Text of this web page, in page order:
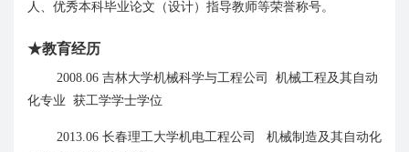
人、优秀本科毕业论文（设计）指导教师等荣誉称号。
★教育经历
2008.06 吉林大学机械科学与工程公司 机械工程及其自动
化专业 获工学学士学位
2013.06 长春理工大学机电工程公司
机械制造及其自动化